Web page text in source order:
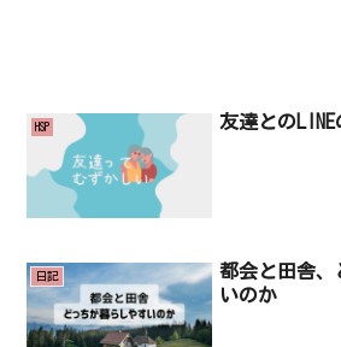
HSP 友達との
日記
都会と田舎、
いのか